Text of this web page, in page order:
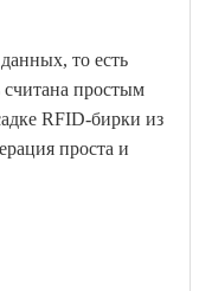
то есть
простым
RFID-бирки из
проста и